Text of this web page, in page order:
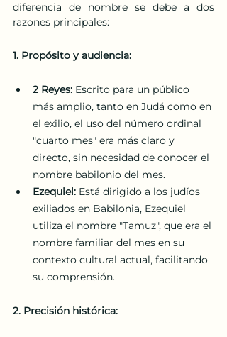
diferencia de nombre se debe a dos
razones principales:
1. Propósito y audiencia:
2 Reyes: Escrito para un público
más amplio, tanto en Judá como en
el exilio, el uso del número ordinal
"cuarto mes" era más claro y
directo, sin necesidad de conocer el
nombre babilonio del mes.
Ezequiel: Está dirigido a los judíos
exiliados en Babilonia, Ezequiel
utiliza el nombre "Tamuz", que era el
nombre familiar del mes en su
contexto cultural actual, facilitando
su comprensión.
2. Precisión histórica: